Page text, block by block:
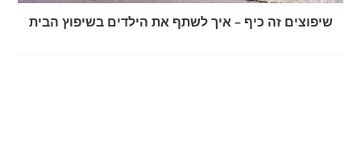
שיפוצים זה כיף – איך לשתף את הילדים בשיפוץ הבית